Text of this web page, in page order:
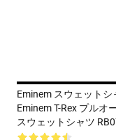
Eminem スウェットシ
Eminem T-Rex プルオ
スウェットシャツ